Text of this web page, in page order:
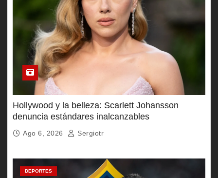
Hollywood y la belleza: Scarlett Johansson
denuncia estándares inalcanzables
Ago 6, 2026 Sergiotr
DEPORTES